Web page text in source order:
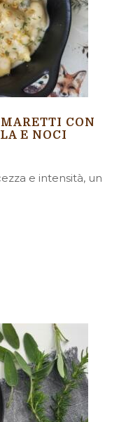
CON
E NOCI
e intensità, un